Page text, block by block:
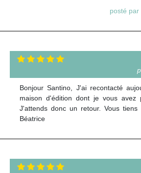
posté par
Bonjour Santino, J'ai recontacté
maison d'édition dont je vous avez
J'attends donc un retour. Vous tiens
Béatrice